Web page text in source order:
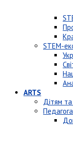
STEM-
ARTS
Дітям